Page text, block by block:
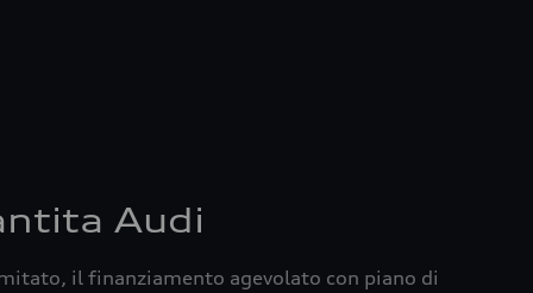
Audi
il finanziamento agevolato con piano di